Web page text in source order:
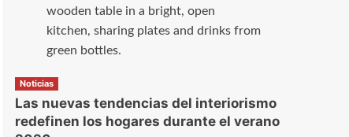
Noticias
Las nuevas tendencias del interiorismo
redefinen los hogares durante el verano